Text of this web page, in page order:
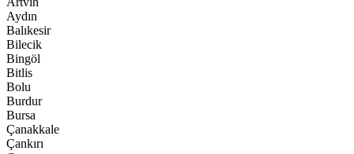
Aydın
Balıkesir
Bilecik
Bingöl
Bitlis
Bolu
Burdur
Bursa
Çanakkale
Çankırı